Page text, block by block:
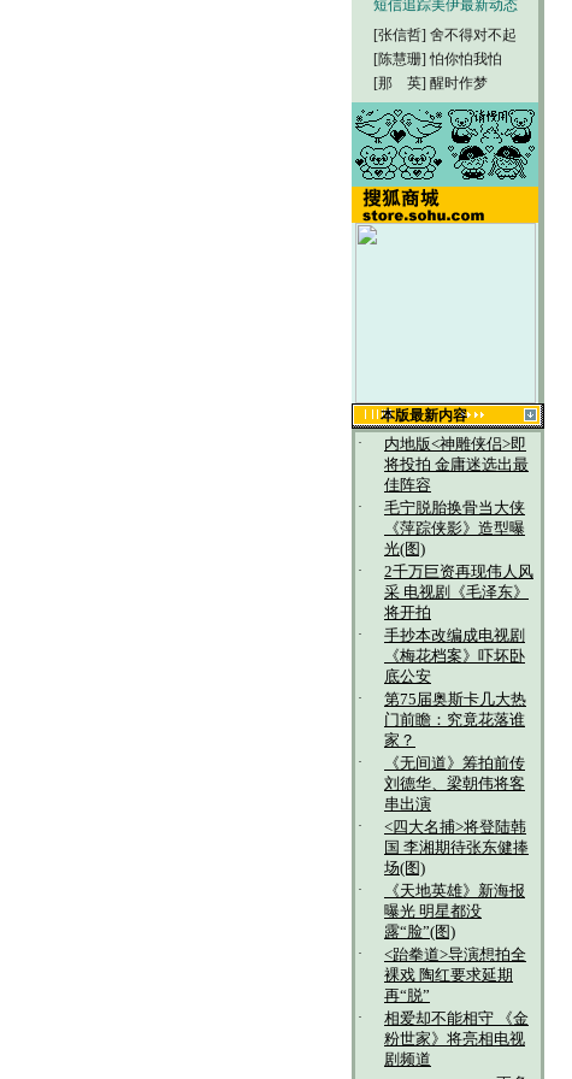
短信追踪美伊最新动态
[张信哲] 舍不得对不起
[陈慧珊] 怕你怕我怕
[那 英] 醒时作梦
本版最新内容
·
内地版<神雕侠侣>即
将投拍 金庸迷选出最
佳阵容
·
毛宁脱胎换骨当大侠
《萍踪侠影》造型曝
光(图)
·
2千万巨资再现伟人风
采 电视剧《毛泽东》
将开拍
·
手抄本改编成电视剧
《梅花档案》吓坏卧
底公安
·
第75届奥斯卡几大热
门前瞻：究竟花落谁
家？
·
《无间道》筹拍前传
刘德华、梁朝伟将客
串出演
·
<四大名捕>将登陆韩
国 李湘期待张东健捧
场(图)
·
《天地英雄》新海报
曝光 明星都没
露“脸”(图)
·
<跆拳道>导演想拍全
裸戏 陶红要求延期
再“脱”
·
相爱却不能相守 《金
粉世家》将亮相电视
剧频道